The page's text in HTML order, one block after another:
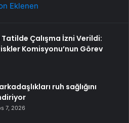
Eklenen
Çalışma İzni Verildi:
Komisyonu’nun Görev
ruh sağlığını
7, 2026